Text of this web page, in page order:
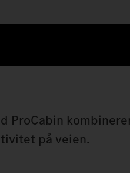
ProCabin
på veien.